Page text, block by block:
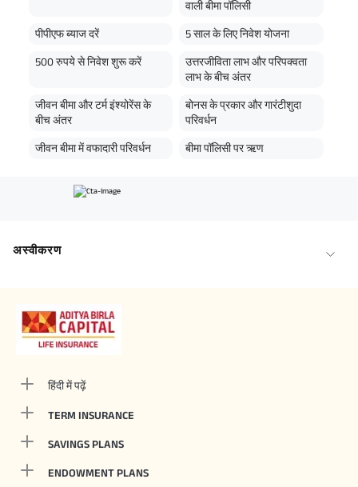
वाली बीमा पॉलिसी
पीपीएफ ब्याज दरें 5 साल के लिए निवेश योजना
500 रुपये से निवेश शुरू करें
उत्तरजीविता लाभ और परिपक्वता
लाभ के बीच अंतर
जीवन बीमा और टर्म इंश्योरेंस के
बीच अंतर
बोनस के प्रकार और गारंटीशुदा
परिवर्धन
जीवन बीमा में वफादारी परिवर्धन बीमा पॉलिसी पर ऋण
अस्वीकरण
हिंदी में पढ़ें
TERM INSURANCE
SAVINGS PLANS
ENDOWMENT PLANS